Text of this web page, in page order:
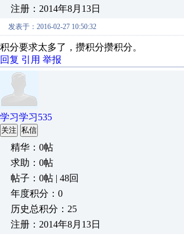
注册：2014年8月13日
发表于：2016-02-27 10:50:32
积分要求太多了，攒积分攒积分。
回复 引用 举报
学习学习535
关注 私信
精华：0帖
求助：0帖
帖子：0帖 | 48回
年度积分：0
历史总积分：25
注册：2014年8月13日